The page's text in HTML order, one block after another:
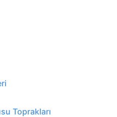
Toprakları